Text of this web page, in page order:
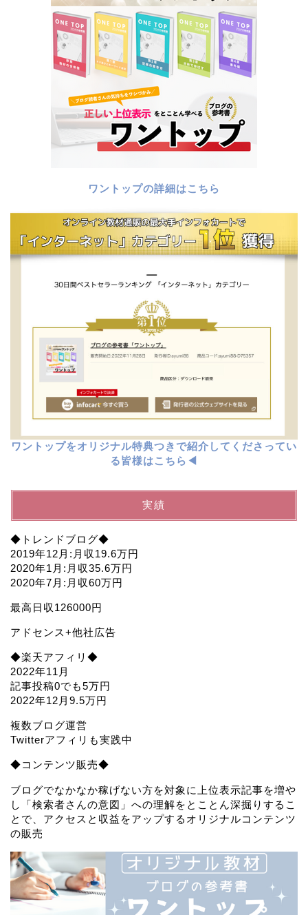
ワントップの詳細はこちら
ワントップをオリジナル特典つきで紹介してくださってい
る皆様はこちら◀︎
実績
◆トレンドブログ◆
2019年12月:月収19.6万円
2020年1月:月収35.6万円
2020年7月:月収60万円
最高日収126000円
アドセンス+他社広告
◆楽天アフィリ◆
2022年11月
記事投稿0でも5万円
2022年12月9.5万円
複数ブログ運営
Twitterアフィリも実践中
◆コンテンツ販売◆
ブログでなかなか稼げない方を対象に上位表示記事を増や
し「検索者さんの意図」への理解をとことん深掘りするこ
とで、アクセスと収益をアップするオリジナルコンテンツ
の販売